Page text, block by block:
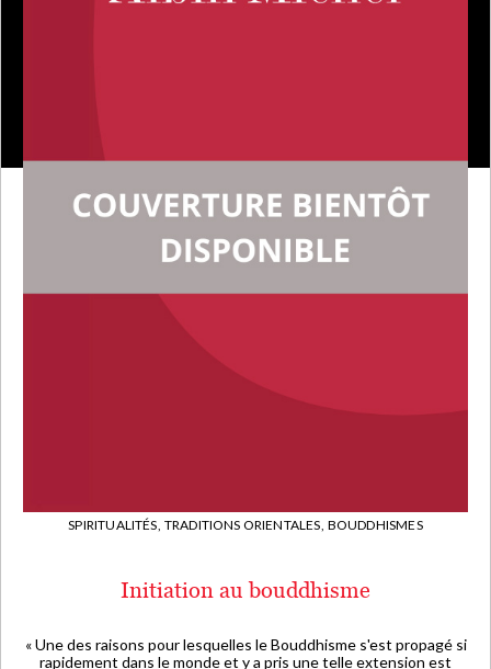
SPIRITUALITÉS, TRADITIONS ORIENTALES, BOUDDHISMES
Initiation au bouddhisme
« Une des raisons pour lesquelles le Bouddhisme s'est propagé si
rapidement dans le monde et y a pris une telle extension est